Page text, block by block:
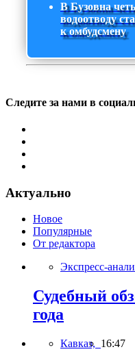
В Бузовна
водоотводу
к омбудсмену
Следите за нами в
Актуально
Новое
Популярные
От редактора
Экспресс-
Судебный
года
Кавказ, 16:47